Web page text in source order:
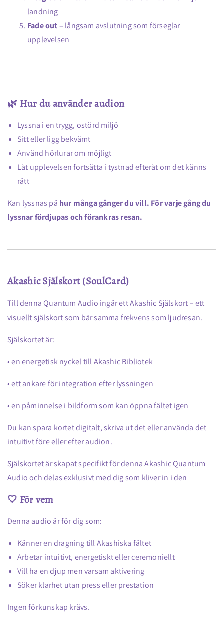
landning
Fade out– långsam avslutning som förseglar
upplevelsen
🌿 Hur du använder audion
Lyssna i en trygg, ostörd miljö
Sitt eller ligg bekvämt
Använd hörlurar om möjligt
Låt upplevelsen fortsätta i tystnad efteråt om det känns
rätt
Kan lyssnas på hur många gånger du vill. För varje gång du
lyssnar fördjupas och förankras resan.
Akashic Själskort (SoulCard)
Till denna Quantum Audio ingår ett Akashic Själskort – ett
visuellt själskort som bär samma frekvens som ljudresan.
Själskortet är:
• en energetisk nyckel till Akashic Bibliotek
• ett ankare för integration efter lyssningen
• en påminnelse i bildform som kan öppna fältet igen
Du kan spara kortet digitalt, skriva ut det eller använda det
intuitivt före eller efter audion.
Själskortet är skapat specifikt för denna Akashic Quantum
Audio och delas exklusivt med dig som kliver in i den
🤍 För vem
Denna audio är för dig som:
Känner en dragning till Akashiska fältet
Arbetar intuitivt, energetiskt eller ceremoniellt
Vill ha en djup men varsam aktivering
Söker klarhet utan press eller prestation
Ingen förkunskap krävs.